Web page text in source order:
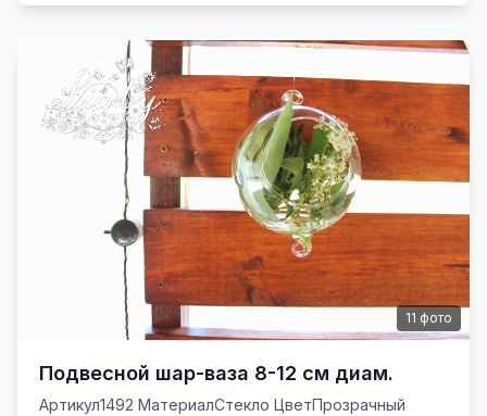
11 фото
Подвесной шар-ваза 8-12 см диам.
Артикул1492 МатериалСтекло ЦветПрозрачный